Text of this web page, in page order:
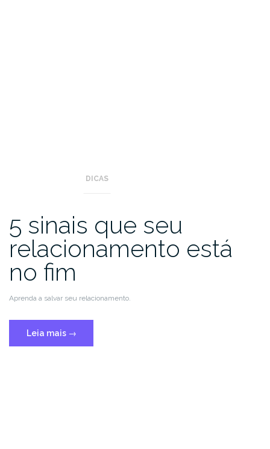
DICAS
5 sinais que seu
relacionamento está
no fim
Aprenda a salvar seu relacionamento.
Leia mais →